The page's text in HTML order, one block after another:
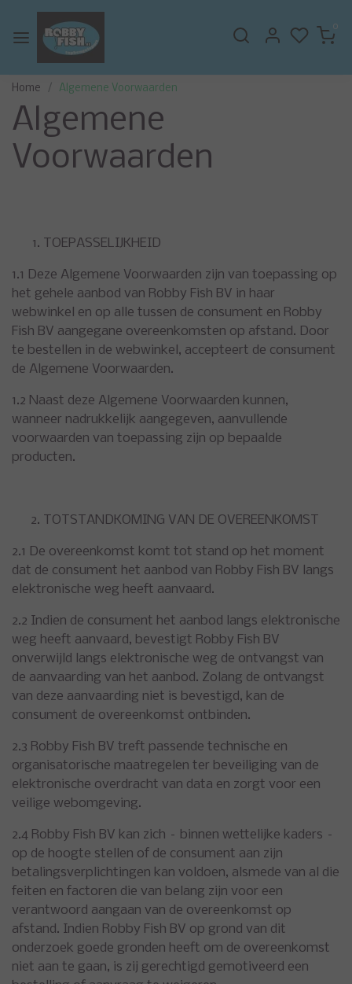
0
Home Algemene Voorwaarden
Algemene
Voorwaarden
TOEPASSELIJKHEID
1.1 Deze Algemene Voorwaarden zijn van toepassing op
het gehele aanbod van Robby Fish BV in haar
webwinkel en op alle tussen de consument en Robby
Fish BV aangegane overeenkomsten op afstand. Door
te bestellen in de webwinkel, accepteert de consument
de Algemene Voorwaarden.
1.2 Naast deze Algemene Voorwaarden kunnen,
wanneer nadrukkelijk aangegeven, aanvullende
voorwaarden van toepassing zijn op bepaalde
producten.
TOTSTANDKOMING VAN DE OVEREENKOMST
2.1 De overeenkomst komt tot stand op het moment
dat de consument het aanbod van Robby Fish BV langs
elektronische weg heeft aanvaard.
2.2 Indien de consument het aanbod langs elektronische
weg heeft aanvaard, bevestigt Robby Fish BV
onverwijld langs elektronische weg de ontvangst van
de aanvaarding van het aanbod. Zolang de ontvangst
van deze aanvaarding niet is bevestigd, kan de
consument de overeenkomst ontbinden.
2.3 Robby Fish BV treft passende technische en
organisatorische maatregelen ter beveiliging van de
elektronische overdracht van data en zorgt voor een
veilige webomgeving.
2.4 Robby Fish BV kan zich – binnen wettelijke kaders –
op de hoogte stellen of de consument aan zijn
betalingsverplichtingen kan voldoen, alsmede van al die
feiten en factoren die van belang zijn voor een
verantwoord aangaan van de overeenkomst op
afstand. Indien Robby Fish BV op grond van dit
onderzoek goede gronden heeft om de overeenkomst
niet aan te gaan, is zij gerechtigd gemotiveerd een